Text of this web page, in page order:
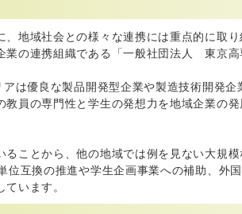
地域社会との様々な連携には重点的に取り
の連携組織である「一般社団法人 東京高
は優良な製品開発型企業や製造技術開発企
員の専門性と学生の発想力を地域企業の
ことから、他の地域では例を見ない大規
互換の推進や学生企画事業への補助、
います。